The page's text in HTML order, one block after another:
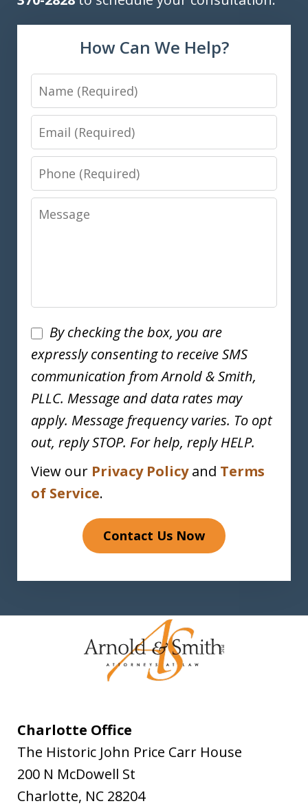
How Can We Help?
Name
Email
Phone
Message
Disclaimer
By checking the box, you are
expressly consenting to receive SMS
communication from Arnold & Smith,
PLLC. Message and data rates may
apply. Message frequency varies. To opt
out, reply STOP. For help, reply HELP.
View our Privacy Policyand Terms
of Service.
Contact Us Now
Charlotte Office
The Historic John Price Carr House
200 N McDowell St
Charlotte, NC 28204